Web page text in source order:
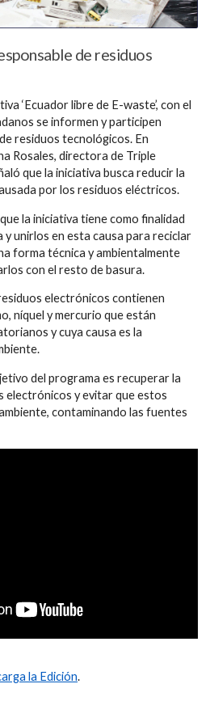
de residuos
‘Ecuador libre de E-waste’, con el
se informen y participen
residuos tecnológicos. En
Rosales, directora de Triple
que la iniciativa busca reducir la
por los residuos eléctricos.
la iniciativa tiene como finalidad
y unirlos en esta causa para reciclar
forma técnica y ambientalmente
con el resto de basura.
electrónicos contienen
níquel y mercurio que están
y cuya causa es la
del programa es recuperar la
electrónicos y evitar que estos
contaminando las fuentes
la Edición.